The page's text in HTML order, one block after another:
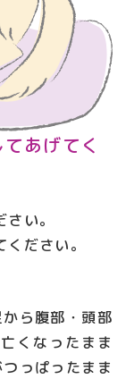
あげてく
い。
ださい。
ら腹部・頭部
くなったまま
っぱったまま